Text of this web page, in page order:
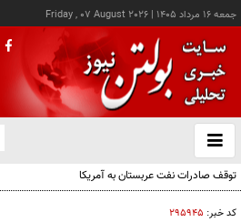
جمعه ۱۶ مرداد ۱۴۰۵ |
Friday , 07 August 2026
باز
و
کد خبر: ۲۹۵۹۴۵